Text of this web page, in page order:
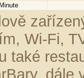
Wi-Fi,
také
dále